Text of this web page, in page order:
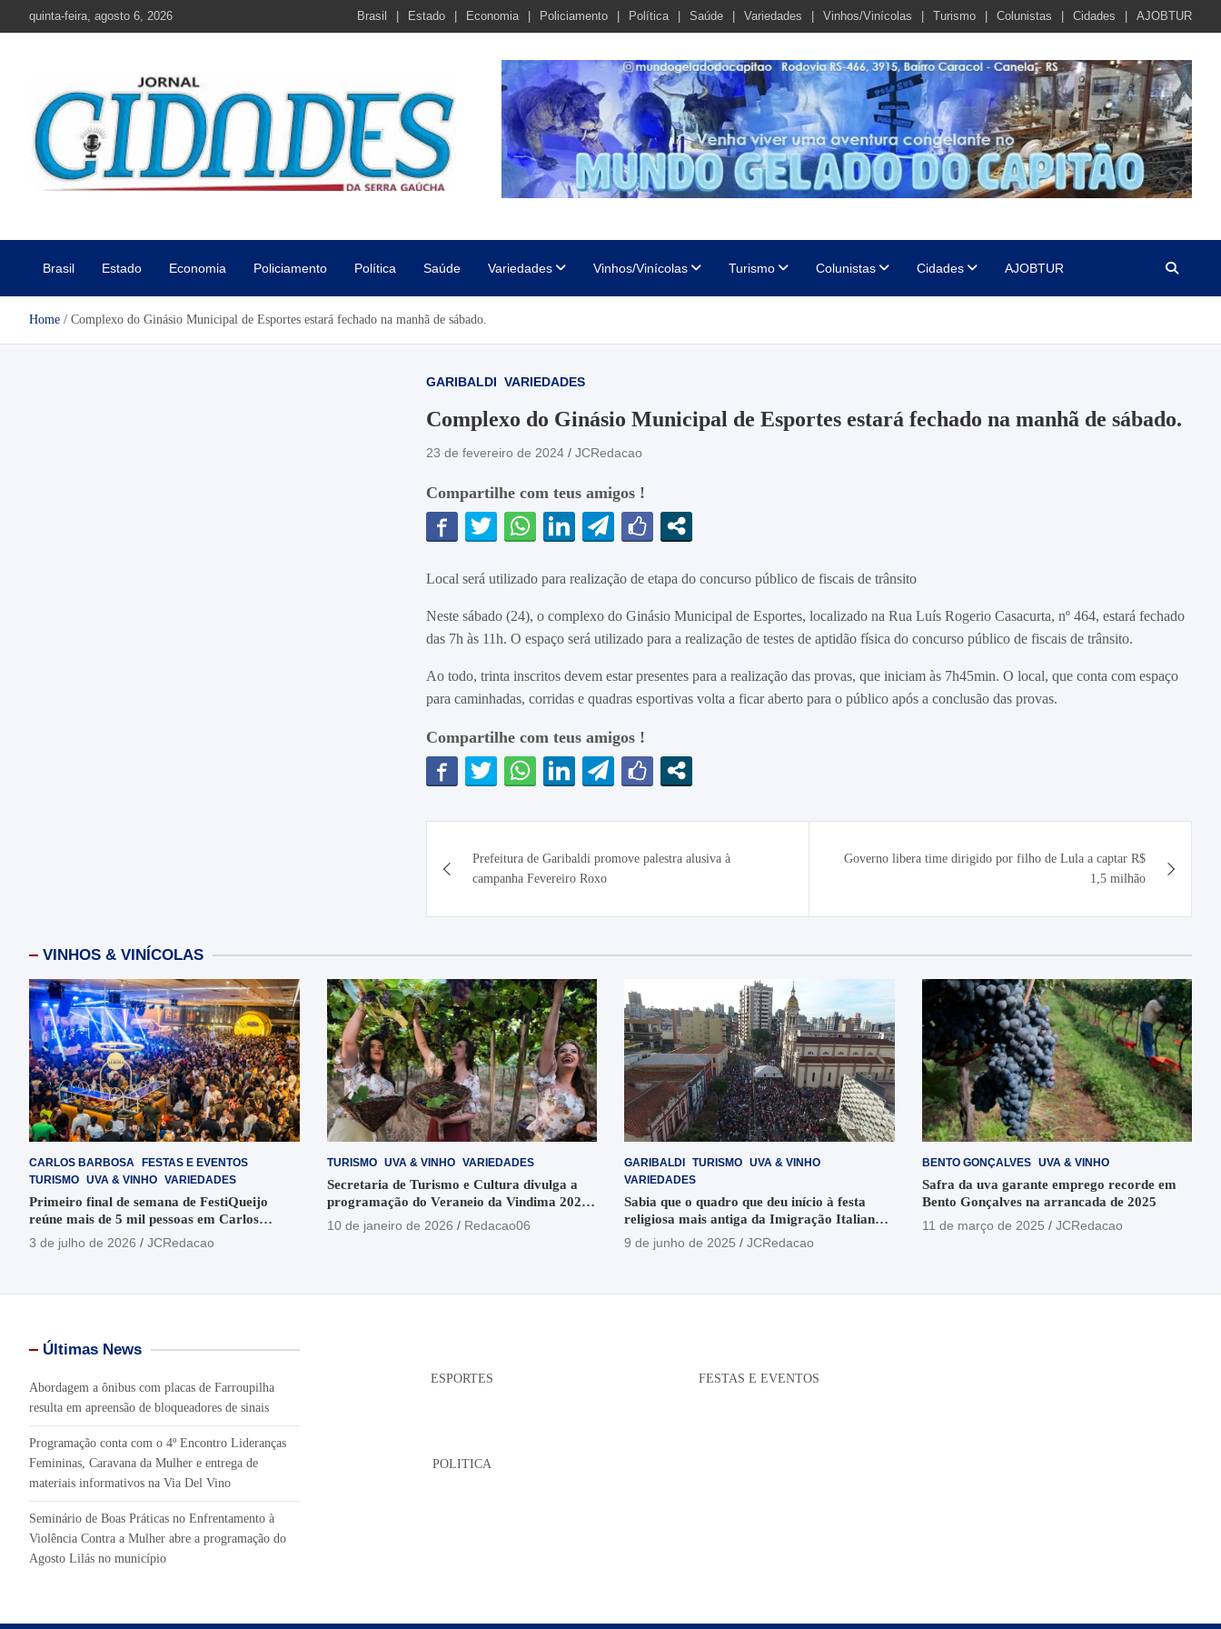
quinta-feira, agosto 6, 2026 Brasil Estado Economia Policiamento Política Saúde Variedades Vinhos/Vinícolas Turismo Colunistas Cidades AJOBTUR
Brasil Estado Economia Policiamento Política Saúde Variedades Vinhos/Vinícolas Turismo Colunistas Cidades AJOBTUR
Home Complexo do Ginásio Municipal de Esportes estará fechado na manhã de sábado.
GARIBALDI VARIEDADES
Complexo do Ginásio Municipal de Esportes estará fechado na manhã de sábado.
23 de fevereiro de 2024 JCRedacao
Compartilhe com teus amigos !
Local será utilizado para realização de etapa do concurso público de fiscais de trânsito
Neste sábado (24), o complexo do Ginásio Municipal de Esportes, localizado na Rua Luís Rogerio Casacurta, nº 464, estará fechado
das 7h às 11h. O espaço será utilizado para a realização de testes de aptidão física do concurso público de fiscais de trânsito.
Ao todo, trinta inscritos devem estar presentes para a realização das provas, que iniciam às 7h45min. O local, que conta com espaço
para caminhadas, corridas e quadras esportivas volta a ficar aberto para o público após a conclusão das provas.
Compartilhe com teus amigos !
de
Post
Prefeitura de Garibaldi promove palestra alusiva à
campanha Fevereiro Roxo
Governo libera time dirigido por filho de Lula a captar R$
1,5 milhão
VINHOS & VINÍCOLAS
CARLOS BARBOSA
FESTAS E EVENTOS
TURISMO UVA & VINHO VARIEDADES
Primeiro final de semana de FestiQueijo
reúne mais de 5 mil pessoas em Carlos
Barbosa
3 de julho de 2026 JCRedacao
TURISMO UVA & VINHO VARIEDADES
Secretaria de Turismo e Cultura divulga a
programação do Veraneio da Vindima 2026
em Garibaldi
10 de janeiro de 2026 Redacao06
GARIBALDI TURISMO UVA & VINHO
VARIEDADES
Sabia que o quadro que deu início à festa
religiosa mais antiga da Imigração Italiana
está no Santuário Santo Antônio
9 de junho de 2025 JCRedacao
BENTO GONÇALVES UVA & VINHO
Safra da uva garante emprego recorde em
Bento Gonçalves na arrancada de 2025
11 de março de 2025
JCRedacao
Últimas News
Abordagem a ônibus com placas de Farroupilha
resulta em apreensão de bloqueadores de sinais
Programação conta com o 4º Encontro Lideranças
Femininas, Caravana da Mulher e entrega de
materiais informativos na Via Del Vino
Seminário de Boas Práticas no Enfrentamento à
Violência Contra a Mulher abre a programação do
Agosto Lilás no município
ESPORTES
POLITICA
FESTAS E EVENTOS